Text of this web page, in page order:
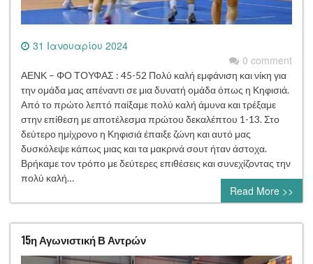
31 Ιανουαρίου 2024
0 comment
ΑΕΝΚ – ΦΟ ΤΟΥΦΑΣ : 45-52 Πολύ καλή εμφάνιση και νίκη για
την ομάδα μας απέναντι σε μια δυνατή ομάδα όπως η Κηφισιά.
Από το πρώτο λεπτό παίξαμε πολύ καλή άμυνα και τρέξαμε
στην επίθεση με αποτέλεσμα πρώτου δεκαλέπτου 1-13. Στο
δεύτερο ημίχρονο η Κηφισιά έπαιξε ζώνη και αυτό μας
δυσκόλεψε κάπως μιας και τα μακρινά σουτ ήταν άστοχα.
Βρήκαμε τον τρόπο με δεύτερες επιθέσεις και συνεχίζοντας την
πολύ καλή…
Read More >>
15η Αγωνιστική Β Αντρών